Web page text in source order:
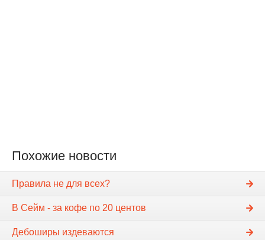
Похожие новости
Правила не для всех?
В Сейм - за кофе по 20 центов
Дебоширы издеваются